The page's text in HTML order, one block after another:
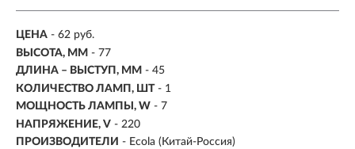
ЦЕНА - 62 руб.
ВЫСОТА, ММ - 77
ДЛИНА – ВЫСТУП, ММ - 45
КОЛИЧЕСТВО ЛАМП, ШТ - 1
МОЩНОСТЬ ЛАМПЫ, W - 7
НАПРЯЖЕНИЕ, V - 220
ПРОИЗВОДИТЕЛИ - Ecola (Китай-Россия)